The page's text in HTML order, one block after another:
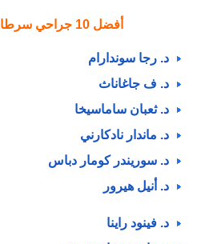
أفضل 10 جراحي سرطان في الهند
د. رجا سوندارام
د. ف جاغاناث
د. ثعبان ساماسيخا
د. ماندار نادكارني
د. سوريندر كومار دباس
د. أنيل هيرور
د. فينود راينا